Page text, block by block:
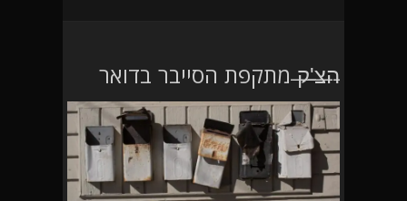
̶ה̶צ̶'̶ק̶ מתקפת הסייבר בדואר